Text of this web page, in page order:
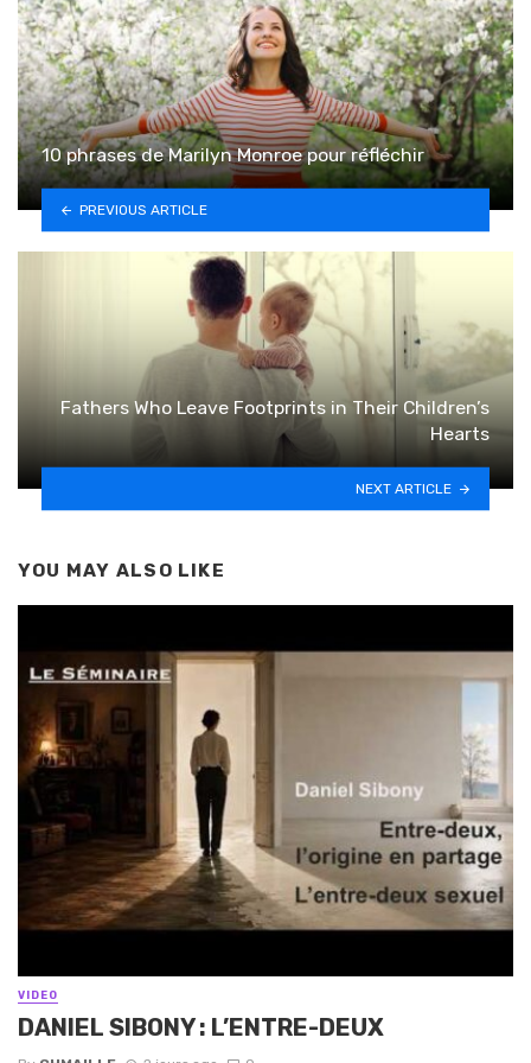
10 phrases de Marilyn Monroe pour réfléchir
PREVIOUS ARTICLE
Fathers Who Leave Footprints in Their Children’s
Hearts
NEXT ARTICLE
YOU MAY ALSO LIKE
VIDEO
DANIEL SIBONY : L’ENTRE-DEUX